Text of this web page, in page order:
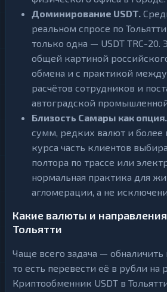
Доминирование USDT.
реальном спросе по
только одна — USDT TRC-20.
общей картиной
обмена и с практикой
расчётов сотрудников и
автоградской
Близость Самары как опция.
сумм, редких валют и более
курса часть клиентов
полтора по трассе или
нормальная практика для
агломерации, а не
Какие валюты и
Тольятти
Чаще всего задача — обналичить
то есть перевести её в рубли на
Криптообменник USDT в